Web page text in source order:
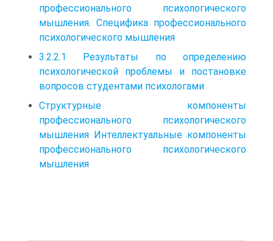
профессионального психологического
мышления. Специфика профессионального
психологического мышления
3.2.2.1 Результаты по определению
психологической проблемы и постановке
вопросов студентами психологами
Структурные компоненты
профессионального психологического
мышления Интеллектуальные компоненты
профессионального психологического
мышления